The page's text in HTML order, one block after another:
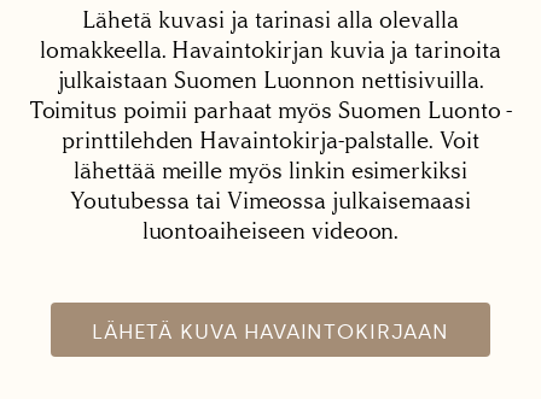
Lähetä kuvasi ja tarinasi alla olevalla
lomakkeella. Havaintokirjan kuvia ja tarinoita
julkaistaan Suomen Luonnon nettisivuilla.
Toimitus poimii parhaat myös Suomen Luonto -
printtilehden Havaintokirja-palstalle. Voit
lähettää meille myös linkin esimerkiksi
Youtubessa tai Vimeossa julkaisemaasi
luontoaiheiseen videoon.
LÄHETÄ KUVA HAVAINTOKIRJAAN